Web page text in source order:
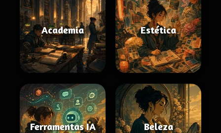
Academia Estética
Ferramentas IA Beleza